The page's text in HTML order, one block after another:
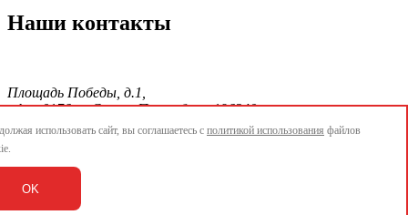
Наши контакты
Площадь Победы, д.1,
офис 0176, г. Санкт-Петербург, 196240
тел./факс.:+7 904 856-09-12;
использовать сайт, вы соглашаетесь с политикой использования файлов
OK